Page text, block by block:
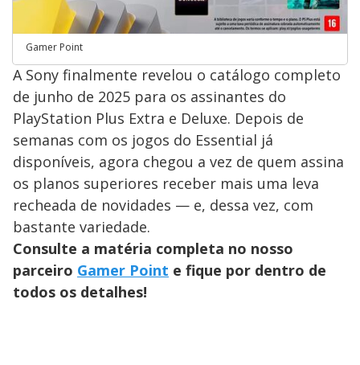
Gamer Point
A Sony finalmente revelou o catálogo completo
de junho de 2025 para os assinantes do
PlayStation Plus Extra e Deluxe. Depois de
semanas com os jogos do Essential já
disponíveis, agora chegou a vez de quem assina
os planos superiores receber mais uma leva
recheada de novidades — e, dessa vez, com
bastante variedade.
Consulte a matéria completa no nosso
parceiro Gamer Point e fique por dentro de
todos os detalhes!